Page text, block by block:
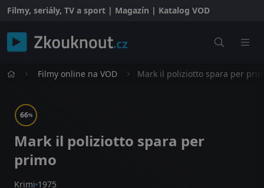
Filmy, seriály, TV a sport | Magazín | Katalog VOD
Filmy online na VOD Mark il poliziotto spara per
66%
Mark il poliziotto spara per
primo
Krimi 1975